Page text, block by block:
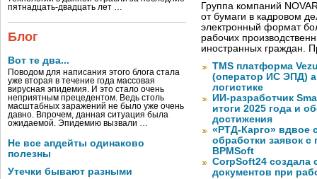
пятнадцать-двадцать лет …
Блог
Вот те два...
Поводом для написания этого блога стала
уже вторая в течение года массовая
вирусная эпидемия. И это стало очень
неприятным прецедентом. Ведь столь
масштабных заражений не было уже очень
давно. Впрочем, данная ситуация была
ожидаемой. Эпидемию вызвали …
Не все апдейты одинаково
полезны
Утечки бывают разными
Группа компаний
от бумаги в кадровом
электронный формат
рабочих
иностранных граждан.
TMS платформа
(оператор ИС ЭПД)
логистике
ИИ-разработчик
итоги 2025 года и
достижения
«РТД-Карго» вдвое
обработки заявок
BPMSoft
CorpSoft24 создала
документов при